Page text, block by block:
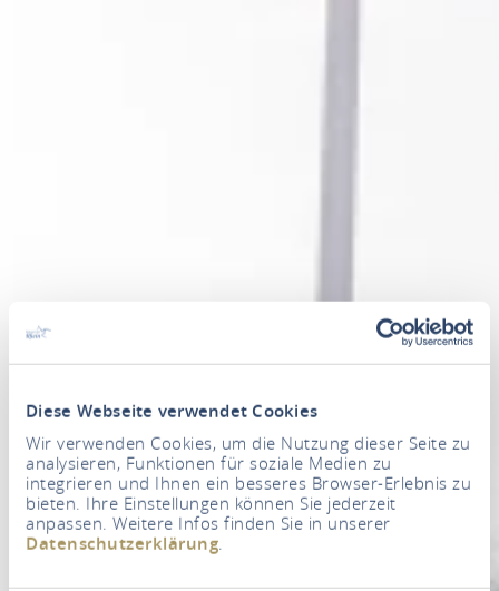
Diese Webseite verwendet Cookies
Wir verwenden Cookies, um die Nutzung dieser Seite zu
analysieren, Funktionen für soziale Medien zu
integrieren und Ihnen ein besseres Browser-Erlebnis zu
bieten. Ihre Einstellungen können Sie jederzeit
anpassen. Weitere Infos finden Sie in unserer
Datenschutzerklärung.